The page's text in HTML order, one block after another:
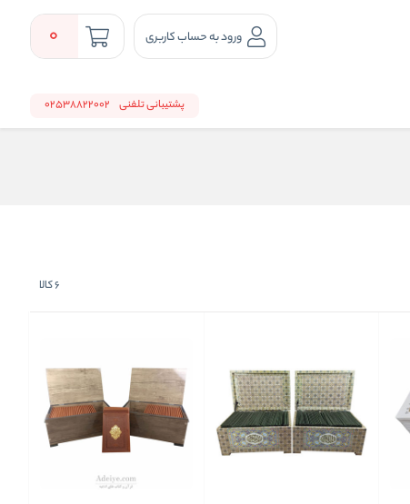
ورود به حساب کاربری 0
پشتیبانی تلفنی 02538822002
6کالا